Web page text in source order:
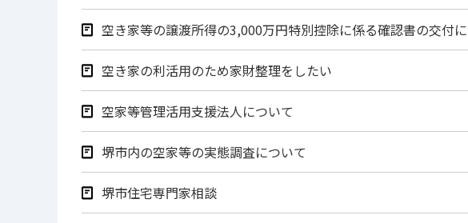
空き家等の譲渡所得の3,000万円特別控除に係る確認書の交付
空き家の利活用のため家財整理をしたい
空家等管理活用支援法人について
堺市内の空家等の実態調査について
堺市住宅専門家相談